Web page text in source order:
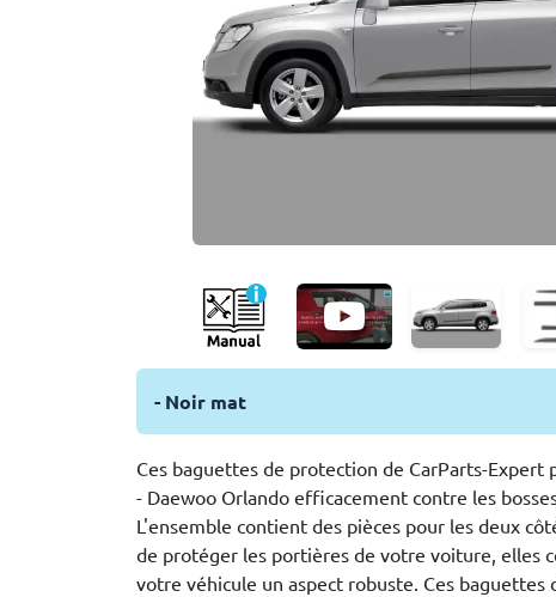
- Noir mat
Ces baguettes de protection de CarParts-
- Daewoo Orlando efficacement contre les
L'ensemble contient des pièces pour les deux
de protéger les portières de votre voiture, elles
votre véhicule un aspect robuste. Ces